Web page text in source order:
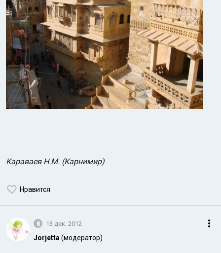
Караваев Н.М. (Карнимир)
Нравится
8 13 дек. 2012
Jorjetta(модератор)